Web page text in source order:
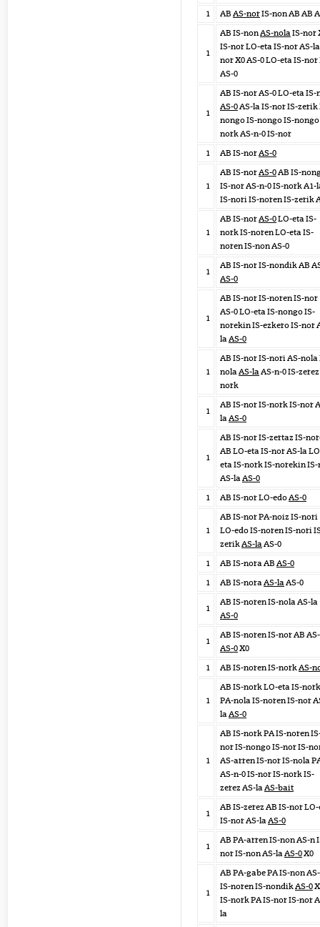
1 AB AS-norIS-non AB AB
1
AB IS-nonAS-nolaIS-nor
IS-nor LO-eta IS-nor AS-
nor X0 AS-0 LO-eta IS-nor
AS-0
1
AB IS-nor AS-0 LO-eta IS-
AS-0AS-la IS-nor IS-zerik
nongo IS-nongo IS-nongo
nork AS-n-0 IS-nor
1
AB IS-norAS-0
1
AB IS-norAS-0AB IS-
IS-nor AS-n-0 IS-nork A1-
IS-nori IS-noren IS-zerik
1
AB IS-norAS-0LO-eta IS-
nork IS-noren LO-eta IS-
noren IS-non AS-0
1
AB IS-nor IS-nondik AB
AS-0
1
AB IS-nor IS-noren IS-nor
AS-0 LO-eta IS-nongo IS-
norekin IS-ezkero IS-nor
laAS-0
1
AB IS-nor IS-nori AS-nola
nolaAS-laAS-n-0 IS-
nork
1
AB IS-nor IS-nork IS-nor
laAS-0
1
AB IS-nor IS-zertaz IS-
AB LO-eta IS-nor AS-la
eta IS-nork IS-norekin
AS-laAS-0
1
AB IS-nor LO-edoAS-0
1
AB IS-nor PA-noiz IS-nori
LO-edo IS-noren IS-nori
zerikAS-laAS-0
1
AB IS-nora AB AS-0
1
AB IS-noraAS-laAS-0
1
AB IS-noren IS-nola AS-la
AS-0
1
AB IS-noren IS-nor AB
AS-0X0
1
AB IS-noren IS-norkAS-
1
AB IS-nork LO-eta IS-nork
PA-nola IS-noren IS-nor
laAS-0
1
AB IS-nork PA IS-noren
nor IS-nongo IS-nor IS-
AS-arren IS-nor IS-nola
AS-n-0 IS-nor IS-nork IS-
zerez AS-laAS-bait
1
AB IS-zerez AB IS-nor
IS-nor AS-laAS-0
1
AB PA-arren IS-non AS-n
nor IS-non AS-laAS-0X0
1
AB PA-gabe PA IS-non
IS-noren IS-nondikAS-0
IS-nork PA IS-nor IS-nor
la